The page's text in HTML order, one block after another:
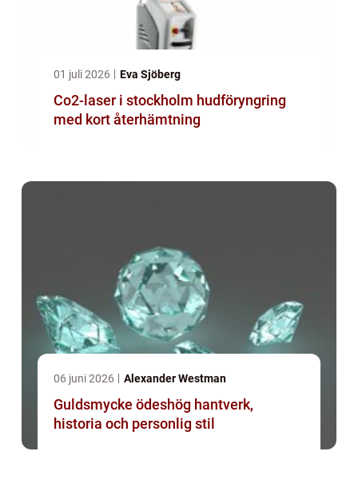
01 juli 2026 Eva Sjöberg
Co2-laser i stockholm hudföryngring
med kort återhämtning
06 juni 2026 Alexander Westman
Guldsmycke ödeshög hantverk,
historia och personlig stil